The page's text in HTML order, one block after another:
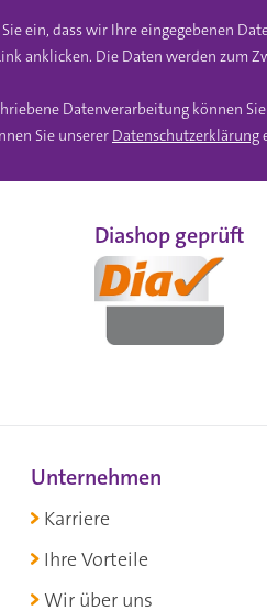
ein, dass wir Ihre eingegebenen
anklicken. Die Daten werden zum
Datenverarbeitung können
Sie unserer Datenschutzerklärung
Diashop geprüft
Unternehmen
Karriere
Ihre Vorteile
Wir über uns